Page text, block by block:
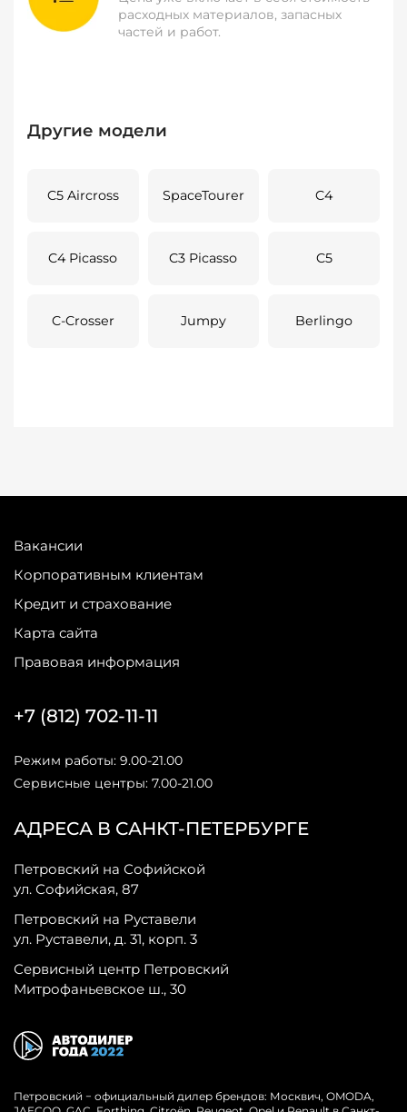
расходных материалов, запасных
частей и работ.
Другие модели
C5 Aircross SpaceTourer C4
C4 Picasso C3 Picasso C5
C-Crosser Jumpy Berlingo
Вакансии
Корпоративным клиентам
Кредит и страхование
Карта сайта
Правовая информация
АДРЕСА В САНКТ-ПЕТЕРБУРГЕ
Петровский на Софийской
ул. Софийская, 87
Петровский на Руставели
ул. Руставели, д. 31, корп. 3
Сервисный центр Петровский
Митрофаньевское ш., 30
+7 (812) 702-11-11
Режим работы: 9.00-21.00
Сервисные центры: 7.00-21.00
Петровский − официальный дилер брендов: Москвич, OMODA,